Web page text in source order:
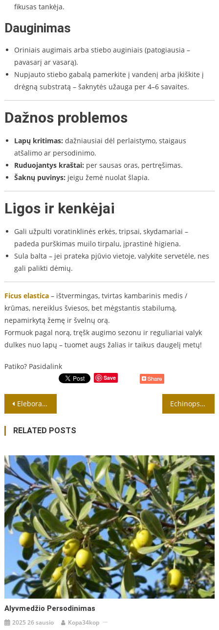
fikusas tankėja.
Dauginimas
Oriniais augimais arba stiebo auginiais (patogiausia –
pavasarį ar vasarą).
Nupjauto stiebo gabalą pamerkite į vandenį arba įkiškite į
drėgną substratą – šaknytės užauga per 4–6 savaites.
Dažnos problemos
Lapų kritimas: dažniausiai dėl perlaistymo, staigaus
atšalimo ar persodinimo.
Ruduojantys kraštai: per sausas oras, pertręšimas.
Šaknų puvinys: jeigu žemė nuolat šlapia.
Ligos ir kenkėjai
Gali užpulti voratinklinės erkės, tripsai, skydamariai –
padeda purškimas muilo tirpalu, įprastinė higiena.
Sula balta – jei prateka pjūvio vietoje, valykite servetėle, nes
gali palikti dėmių.
Ficus elastica– ištvermingas, tvirtas kambarinis medis /
krūmas, nereiklus šviesos, bet mėgstantis stabilumą,
nepamirkytą žemę ir švelnų orą.
Formuok pagal norą, tręšk augimo sezonu ir reguliariai valyk
dulkes nuo lapų – tuomet augs žalias ir taikus daugelį metų!
Patiko? Pasidalink
Save
Navigacija
tarp
įrašų
Eleborai (Helleborus) žydinčios daugiametės gėlės Echinopsis (Hedgehog cacti)
RELATED POSTS
Alyvmedžio Persodinimas
2025 26 sausio Kopa34kop